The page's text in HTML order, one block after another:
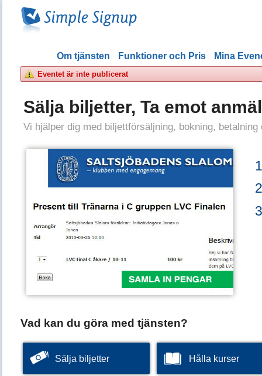
Om tjänsten Funktioner och Pris Mina
Eventet är inte publicerat
Sälja biljetter, Ta emot
Vi hjälper dig med biljettförsäljning, bokning,
Vad kan du göra med tjänsten?
Sälja biljetter Hålla kurser